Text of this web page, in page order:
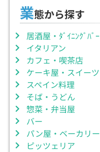
業態から探す
居酒屋・ﾀﾞｲﾆﾝｸﾞﾊﾞｰ
イタリアン
カフェ・喫茶店
ケーキ屋・スイーツ
スペイン料理
そば・うどん
惣菜・弁当屋
バー
パン屋・ベーカリー
ピッツェリア